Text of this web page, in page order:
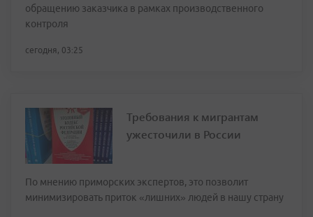
обращению заказчика в рамках производственного
контроля
сегодня, 03:25
Требования к мигрантам
ужесточили в России
По мнению приморских экспертов, это позволит
минимизировать приток «лишних» людей в нашу страну